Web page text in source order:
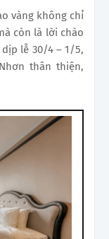
vàng không chỉ
còn là lời chào
lễ 30/4 – 1/5,
thân thiện,